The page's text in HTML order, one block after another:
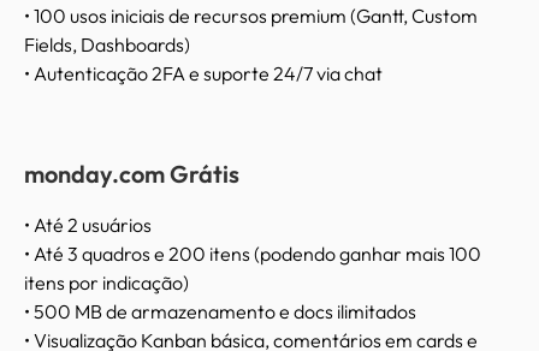
• 100 usos iniciais de recursos premium (Gantt, Custom
Fields, Dashboards)
• Autenticação 2FA e suporte 24/7 via chat
monday.com Grátis
• Até 2 usuários
• Até 3 quadros e 200 itens (podendo ganhar mais 100
itens por indicação)
• 500 MB de armazenamento e docs ilimitados
• Visualização Kanban básica, comentários em cards e